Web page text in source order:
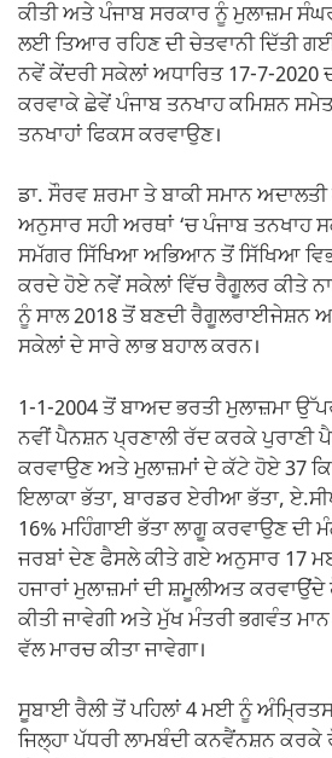
ਕੀਤੀ ਅਤੇ ਪੰਜਾਬ ਸਰਕਾਰ ਨੂੰ ਮੁਲਾਜ਼ਮ
ਲਈ ਤਿਆਰ ਰਹਿਣ ਦੀ ਚੇਤਵਾਨੀ ਦਿੱਤੀ
ਨਵੇਂ ਕੇਂਦਰੀ ਸਕੇਲਾਂ ਅਧਾਰਿਤ 17-7-2020
ਕਰਵਾਕੇ ਛੇਵੇਂ ਪੰਜਾਬ ਤਨਖਾਹ ਕਮਿਸ਼ਨ
ਤਨਖਾਹਾਂ ਫਿਕਸ ਕਰਵਾਉਣ।
ਡਾ. ਸੌਰਵ ਸ਼ਰਮਾ ਤੇ ਬਾਕੀ ਸਮਾਨ ਅਦਾਲਤੀ
ਅਨੁਸਾਰ ਸਹੀ ਅਰਥਾਂ ‘ਚ ਪੰਜਾਬ ਤਨਖਾਹ
ਸਮੱਗਰ ਸਿੱਖਿਆ ਅਭਿਆਨ ਤੋਂ ਸਿੱਖਿਆ
ਕਰਦੇ ਹੋਏ ਨਵੇਂ ਸਕੇਲਾਂ ਵਿੱਚ ਰੈਗੂਲਰ ਕੀਤੇ
ਨੂੰ ਸਾਲ 2018 ਤੋਂ ਬਣਦੀ ਰੈਗੂਲਰਾਈਜੇਸ਼ਨ
ਸਕੇਲਾਂ ਦੇ ਸਾਰੇ ਲਾਭ ਬਹਾਲ ਕਰਨ।
1-1-2004 ਤੋਂ ਬਾਅਦ ਭਰਤੀ ਮੁਲਾਜ਼ਮਾ
ਨਵੀਂ ਪੈਨਸ਼ਨ ਪ੍ਰਣਾਲੀ ਰੱਦ ਕਰਕੇ ਪੁਰਾਣੀ
ਕਰਵਾਉਣ ਅਤੇ ਮੁਲਾਜ਼ਮਾਂ ਦੇ ਕੱਟੇ ਹੋਏ 37
ਇਲਾਕਾ ਭੱਤਾ, ਬਾਰਡਰ ਏਰੀਆ ਭੱਤਾ,
16% ਮਹਿੰਗਾਈ ਭੱਤਾ ਲਾਗੂ ਕਰਵਾਉਣ ਦੀ
ਜਰਬਾਂ ਦੇਣ ਫੈਸਲੇ ਕੀਤੇ ਗਏ ਅਨੁਸਾਰ 17
ਹਜਾਰਾਂ ਮੁਲਾਜ਼ਮਾਂ ਦੀ ਸ਼ਮੂਲੀਅਤ
ਕੀਤੀ ਜਾਵੇਗੀ ਅਤੇ ਮੁੱਖ ਮੰਤਰੀ ਭਗਵੰਤ
ਵੱਲ ਮਾਰਚ ਕੀਤਾ ਜਾਵੇਗਾ।
ਸੂਬਾਈ ਰੈਲੀ ਤੋਂ ਪਹਿਲਾਂ 4 ਮਈ ਨੂੰ
ਜਿਲ੍ਹਾ ਪੱਧਰੀ ਲਾਮਬੰਦੀ ਕਨਵੈਂਨਸ਼ਨ